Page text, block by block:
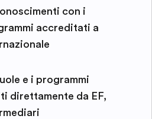
con i
accreditati a
e i programmi
direttamente da EF,